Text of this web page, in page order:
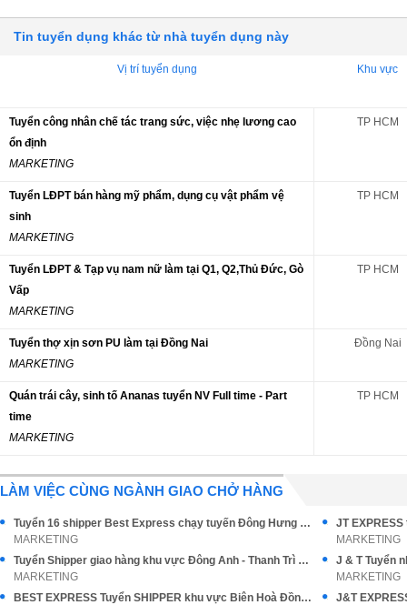
Tin tuyển dụng khác từ nhà tuyển dụng này
Vị trí tuyển dụng Khu vực
Tuyển công nhân chế tác trang sức, việc nhẹ lương cao
ổn định
MARKETING
TP HCM
Tuyển LĐPT bán hàng mỹ phẩm, dụng cụ vật phẩm vệ
sinh
MARKETING
TP HCM
Tuyển LĐPT & Tạp vụ nam nữ làm tại Q1, Q2,Thủ Đức, Gò
Vấp
MARKETING
TP HCM
Tuyển thợ xịn sơn PU làm tại Đồng Nai
MARKETING
Đồng Nai
Quán trái cây, sinh tố Ananas tuyển NV Full time - Part
time
MARKETING
TP HCM
LÀM VIỆC CÙNG NGÀNH GIAO CHỞ HÀNG
Tuyển 16 shipper Best Express chạy tuyến Đông Hưng Thuận Q12
MARKETING
JT
MARKETING
Tuyển Shipper giao hàng khu vực Đông Anh - Thanh Trì Hà Nội
MARKETING
J & T Tuyển
MARKETING
BEST EXPRESS Tuyển SHIPPER khu vực Biên Hoà Đồng Nai